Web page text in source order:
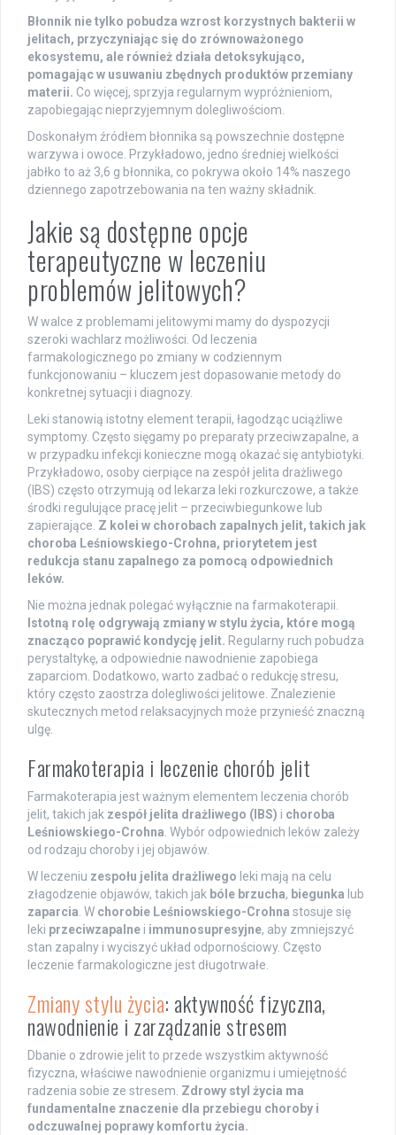
Błonnik nie tylko pobudza wzrost korzystnych bakterii w
jelitach, przyczyniając się do zrównoważonego
ekosystemu, ale również działa detoksykująco,
pomagając w usuwaniu zbędnych produktów przemiany
materii. Co więcej, sprzyja regularnym wypróżnieniom,
zapobiegając nieprzyjemnym dolegliwościom.
Doskonałym źródłem błonnika są powszechnie dostępne
warzywa i owoce. Przykładowo, jedno średniej wielkości
jabłko to aż 3,6 g błonnika, co pokrywa około 14% naszego
dziennego zapotrzebowania na ten ważny składnik.
Jakie są dostępne opcje
terapeutyczne w leczeniu
problemów jelitowych?
W walce z problemami jelitowymi mamy do dyspozycji
szeroki wachlarz możliwości. Od leczenia
farmakologicznego po zmiany w codziennym
funkcjonowaniu – kluczem jest dopasowanie metody do
konkretnej sytuacji i diagnozy.
Leki stanowią istotny element terapii, łagodząc uciążliwe
symptomy. Często sięgamy po preparaty przeciwzapalne, a
w przypadku infekcji konieczne mogą okazać się antybiotyki.
Przykładowo, osoby cierpiące na zespół jelita drażliwego
(IBS) często otrzymują od lekarza leki rozkurczowe, a także
środki regulujące pracę jelit – przeciwbiegunkowe lub
zapierające. Z kolei w chorobach zapalnych jelit, takich jak
choroba Leśniowskiego-Crohna, priorytetem jest
redukcja stanu zapalnego za pomocą odpowiednich
leków.
Nie można jednak polegać wyłącznie na farmakoterapii.
Istotną rolę odgrywają zmiany w stylu życia, które mogą
znacząco poprawić kondycję jelit. Regularny ruch pobudza
perystaltykę, a odpowiednie nawodnienie zapobiega
zaparciom. Dodatkowo, warto zadbać o redukcję stresu,
który często zaostrza dolegliwości jelitowe. Znalezienie
skutecznych metod relaksacyjnych może przynieść znaczną
ulgę.
Farmakoterapia i leczenie chorób jelit
Farmakoterapia jest ważnym elementem leczenia chorób
jelit, takich jak zespół jelita drażliwego (IBS) i choroba
Leśniowskiego-Crohna. Wybór odpowiednich leków zależy
od rodzaju choroby i jej objawów.
W leczeniu zespołu jelita drażliwego leki mają na celu
złagodzenie objawów, takich jak bóle brzucha, biegunka lub
zaparcia. W chorobie Leśniowskiego-Crohna stosuje się
leki przeciwzapalne i immunosupresyjne, aby zmniejszyć
stan zapalny i wyciszyć układ odpornościowy. Często
leczenie farmakologiczne jest długotrwałe.
Zmiany stylu życia: aktywność fizyczna,
nawodnienie i zarządzanie stresem
Dbanie o zdrowie jelit to przede wszystkim aktywność
fizyczna, właściwe nawodnienie organizmu i umiejętność
radzenia sobie ze stresem. Zdrowy styl życia ma
fundamentalne znaczenie dla przebiegu choroby i
odczuwalnej poprawy komfortu życia.